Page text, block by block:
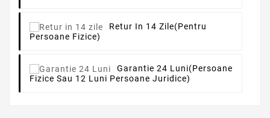
Retur In 14 Zile(pentru
Persoane Fizice)
Garantie 24 Luni(persoane
Fizice Sau 12 Luni Persoane Juridice)